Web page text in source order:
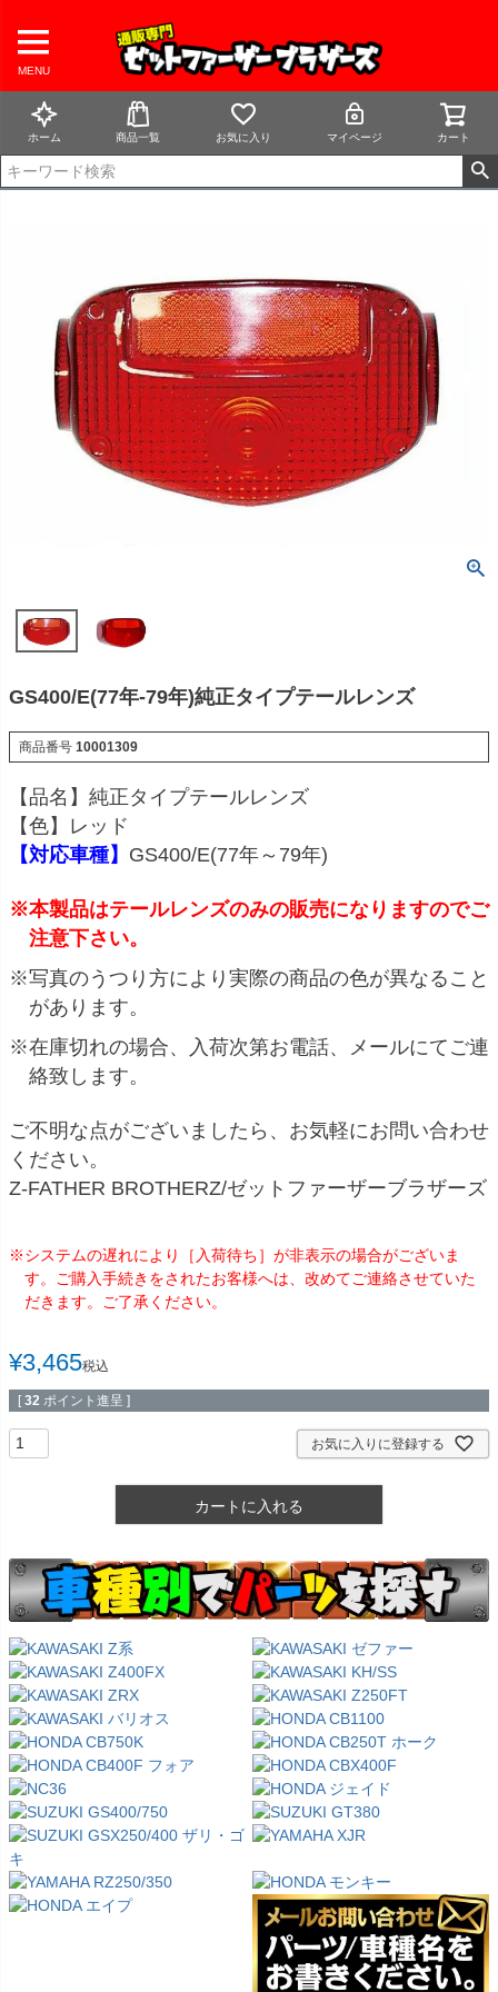
MENU
ホーム 商品一覧 お気に入り マイページ カート
GS400/E(77年-79年)純正タイプテールレンズ
商品番号 10001309
【品名】純正タイプテールレンズ
【色】レッド
【対応車種】 GS400/E(77年～79年)
※本製品はテールレンズのみの販売になりますのでご
注意下さい。
※写真のうつり方により実際の商品の色が異なること
があります。
※在庫切れの場合、入荷次第お電話、メールにてご連
絡致します。
ご不明な点がございましたら、お気軽にお問い合わせ
ください。
Z-FATHER BROTHERZ/ゼットファーザーブラザーズ
※システムの遅れにより［入荷待ち］が非表示の場合がございま
す。ご購入手続きをされたお客様へは、改めてご連絡させていた
だきます。ご了承ください。
¥3,465税込
[ 32 ポイント進呈 ]
お気に入りに登録する
カートに入れる